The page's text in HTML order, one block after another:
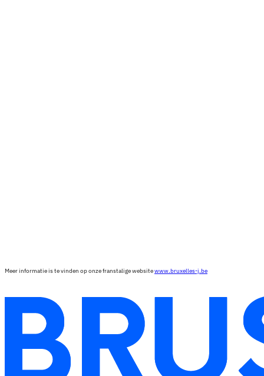
Meer informatie is te vinden op onze franstalige websitewww.bruxelles-j.be